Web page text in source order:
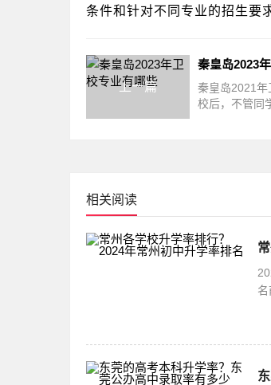
条件和针对不同专业的招生要
上一篇
秦皇岛2023
秦皇岛2021年
校后，不管同
相关阅读